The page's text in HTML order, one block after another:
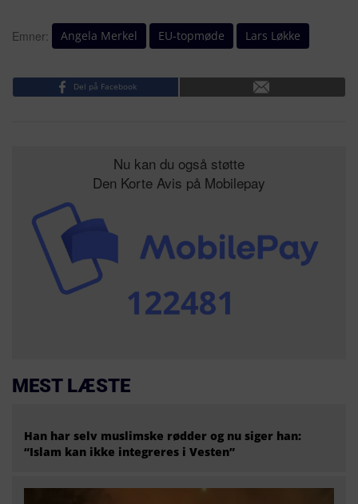
Emner: Angela Merkel EU-topmøde Lars Løkke
Del på Facebook
Nu kan du også støtte
Den Korte Avis på Mobilepay
MEST LÆSTE
Han har selv muslimske rødder og nu siger han:
“Islam kan ikke integreres i Vesten”